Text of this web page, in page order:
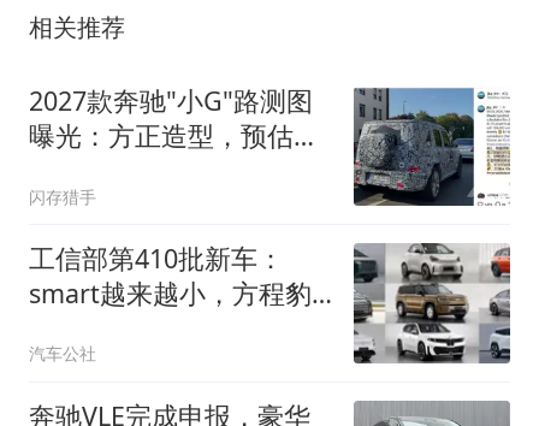
相关推荐
2027款奔驰"小G"路测图
曝光：方正造型，预估推
闪存猎手
工信部第410批新车：
smart越来越小，方程豹
汽车公社
奔驰VLE完成申报，豪华